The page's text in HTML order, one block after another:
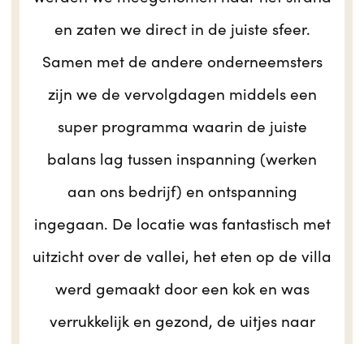
en zaten we direct in de juiste sfeer.
Samen met de andere onderneemsters
zijn we de vervolgdagen middels een
super programma waarin de juiste
balans lag tussen inspanning (werken
aan ons bedrijf) en ontspanning
ingegaan. De locatie was fantastisch met
uitzicht over de vallei, het eten op de villa
werd gemaakt door een kok en was
verrukkelijk en gezond, de uitjes naar